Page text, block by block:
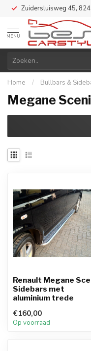
Zuidersluisweg 45,
MENU
Home / Bullbars &
Megane
Renault Megane
Sidebars met
aluminium trede
€160,00
Op voorraad